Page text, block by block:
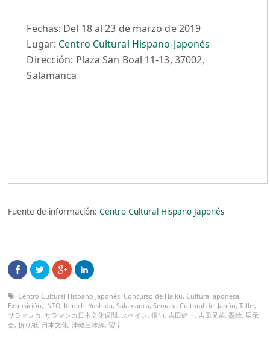
Fechas: Del 18 al 23 de marzo de 2019
Lugar: Centro Cultural Hispano-Japonés
Dirección: Plaza San Boal 11-13, 37002,
Salamanca
Fuente de información:Centro Cultural Hispano-Japonés
Centro Cultural Hispano-Japonés,Concurso de Haiku,Cultura japonesa,
Exposición, JNTO, Kenichi Yoshida,Salamanca,Semana Cultural del Japón,Taller,
サラマンカ, サラマンカ日本文化週間, スペイン,俳句,吉田健一,吉田兄弟,墨絵, 展示
会,折り紙, 日本文化,津軽三味線, 習字